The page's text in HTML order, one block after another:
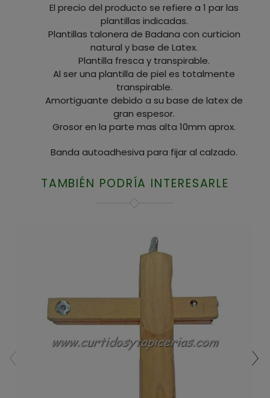
El precio del producto se refiere a 1 par las
plantillas indicadas.
Plantillas talonera de Badana con curticion
natural y base de Latex.
Plantilla fresca y transpirable.
Al ser una plantilla de piel es totalmente
transpirable.
Amortiguante debido a su base de latex de
gran espesor.
Grosor en la parte mas alta 10mm aprox.
Banda autoadhesiva para fijar al calzado.
TAMBIÉN PODRÍA INTERESARLE